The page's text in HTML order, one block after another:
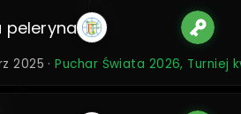
peleryna
2025 ·Puchar Świata 2026, Turniej